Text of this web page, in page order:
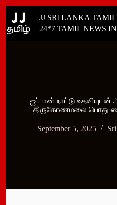
content
JJ SRI LANKA TAMIL
24*7 TAMIL NEWS
ஜப்பான் நாட்டு உதவியுடன்
திருகோணமலை பொது
September 5, 2025